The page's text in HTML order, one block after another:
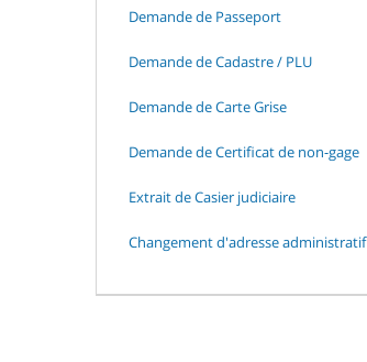
Demande de Passeport
Demande de Cadastre / PLU
Demande de Carte Grise
Demande de Certificat de non-gage
Extrait de Casier judiciaire
Changement d'adresse administratif